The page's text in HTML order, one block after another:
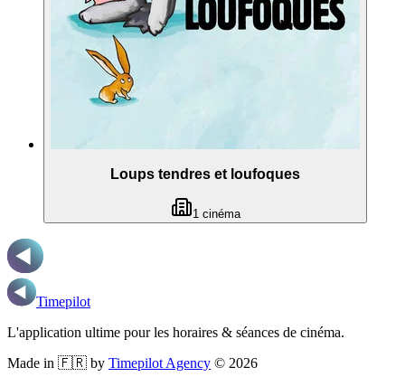
Loups tendres et loufoques
1cinéma
Timepilot
L'application ultime pour les horaires & séances de cinéma.
Made in 🇫🇷 by Timepilot Agency © 2026